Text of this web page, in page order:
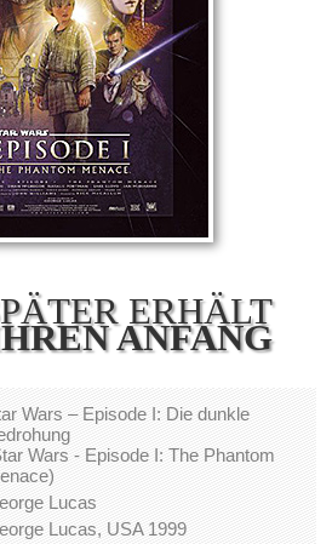
ERHÄLT
ANFANG
Wars – Episode I: Die dunkle
Wars - Episode I: The Phantom
Lucas
Lucas, USA 1999